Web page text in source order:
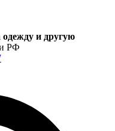
и другую
РФ